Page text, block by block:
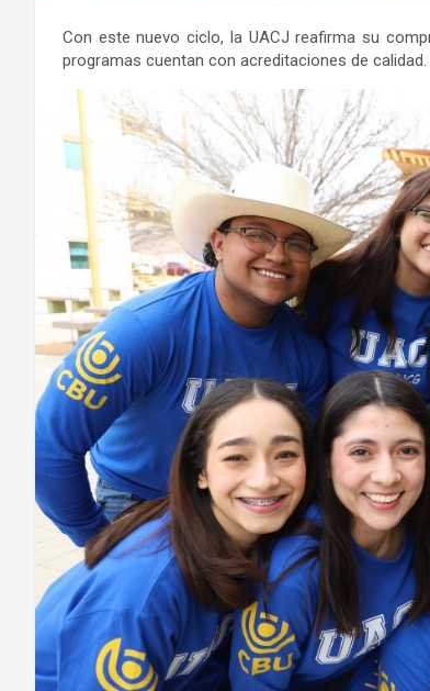
Con este nuevo ciclo, la UACJ reafirma su
programas cuentan con acreditaciones de calidad.